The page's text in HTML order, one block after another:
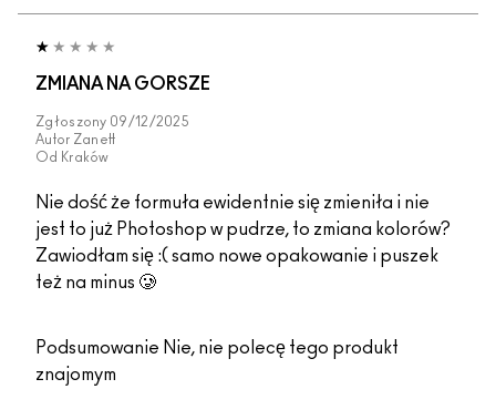
ZMIANA NA GORSZE
Zgłoszony 09/12/2025
Autor Zanett
Od Kraków
Nie dość że formuła ewidentnie się zmieniła i nie
jest to już Photoshop w pudrze, to zmiana kolorów?
Zawiodłam się :( samo nowe opakowanie i puszek
też na minus 🥲
Podsumowanie Nie, nie polecę tego produkt
znajomym